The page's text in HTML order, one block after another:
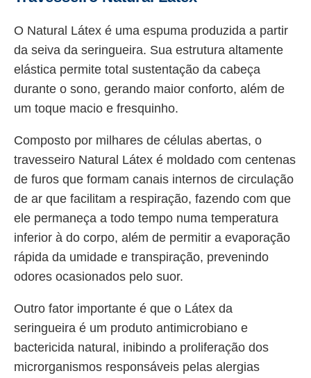
O Natural Látex é uma espuma produzida a partir
da seiva da seringueira. Sua estrutura altamente
elástica permite total sustentação da cabeça
durante o sono, gerando maior conforto, além de
um toque macio e fresquinho.
Composto por milhares de células abertas, o
travesseiro Natural Látex é moldado com centenas
de furos que formam canais internos de circulação
de ar que facilitam a respiração, fazendo com que
ele permaneça a todo tempo numa temperatura
inferior à do corpo, além de permitir a evaporação
rápida da umidade e transpiração, prevenindo
odores ocasionados pelo suor.
Outro fator importante é que o Látex da
seringueira é um produto antimicrobiano e
bactericida natural, inibindo a proliferação dos
microrganismos responsáveis pelas alergias